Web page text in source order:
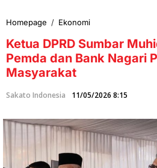
Homepage / Ekonomi
t
u
a
R
S
u
b
Ketua DPRD Sumbar
Pemda dan Bank Nagari
Masyarakat
Sakato Indonesia 11/05/2026 8:15